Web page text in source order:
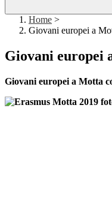
Home >
Giovani europei a
Giovani europei
Giovani europei a Motta